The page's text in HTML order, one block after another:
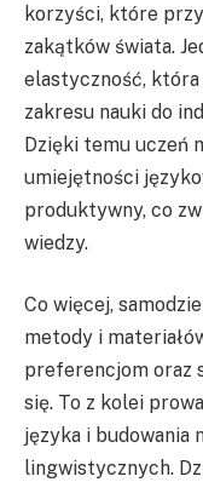
korzyści, które
zakątków świata.
elastyczność, która
zakresu nauki do
Dzięki temu uczeń
umiejętności
produktywny, co
wiedzy.
Co więcej,
metody i
preferencjom oraz
się. To z kolei
języka i budowania
lingwistycznych.